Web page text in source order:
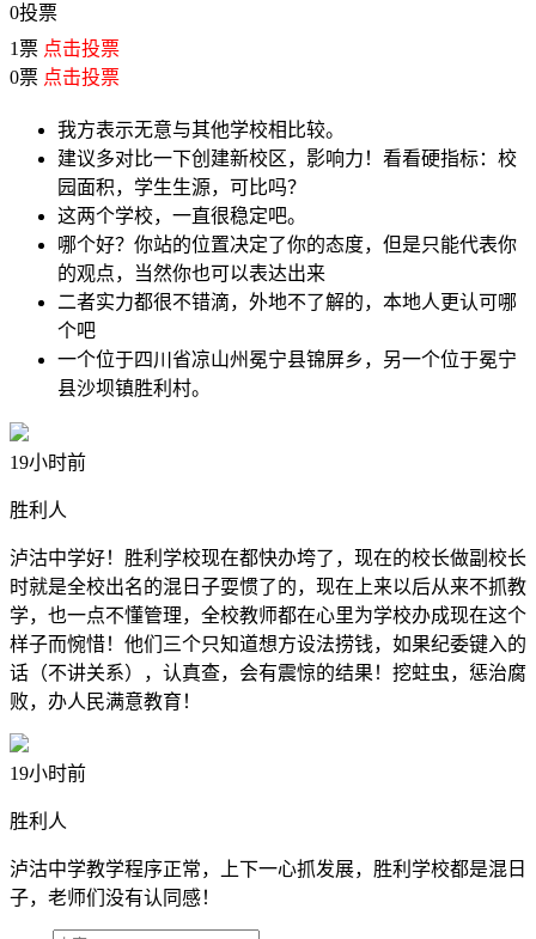
0投票
1票 点击投票
0票 点击投票
我方表示无意与其他学校相比较。
建议多对比一下创建新校区，影响力！看看硬指标：校
园面积，学生生源，可比吗？
这两个学校，一直很稳定吧。
哪个好？你站的位置决定了你的态度，但是只能代表你
的观点，当然你也可以表达出来
二者实力都很不错滴，外地不了解的，本地人更认可哪
个吧
一个位于四川省凉山州冕宁县锦屏乡，另一个位于冕宁
县沙坝镇胜利村。
19小时前
胜利人
泸沽中学好！胜利学校现在都快办垮了，现在的校长做副校长
时就是全校出名的混日子耍惯了的，现在上来以后从来不抓教
学，也一点不懂管理，全校教师都在心里为学校办成现在这个
样子而惋惜！他们三个只知道想方设法捞钱，如果纪委键入的
话（不讲关系），认真查，会有震惊的结果！挖蛀虫，惩治腐
败，办人民满意教育！
19小时前
胜利人
泸沽中学教学程序正常，上下一心抓发展，胜利学校都是混日
子，老师们没有认同感！